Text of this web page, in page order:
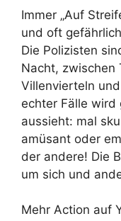
Immer „Auf
und oft
Die Polizisten
Nacht, zwischen
Villenvierteln
echter Fälle wird
aussieht: mal
amüsant oder
der andere! Die
um sich und
Mehr Action auf